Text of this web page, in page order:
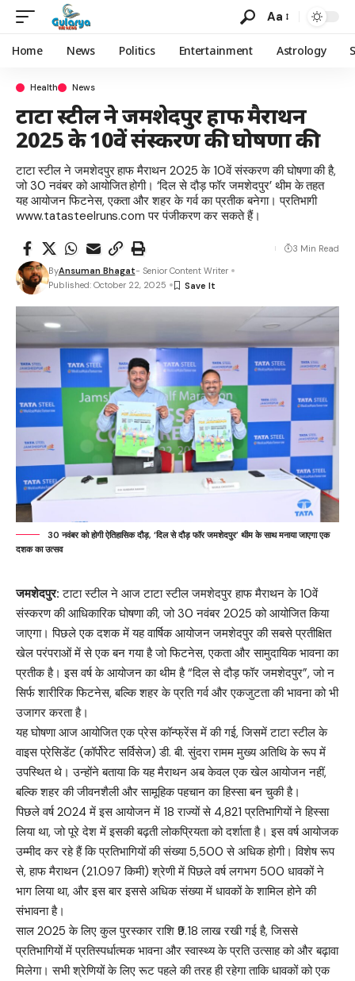
Aa
Home News Politics Entertainment Astrology
Health News
टाटा स्टील ने जमशेदपुर हाफ मैराथन
2025 के 10वें संस्करण की घोषणा की
टाटा स्टील ने जमशेदपुर हाफ मैराथन 2025 के 10वें संस्करण की घोषणा की है,
जो 30 नवंबर को आयोजित होगी। ‘दिल से दौड़ फॉर जमशेदपुर’ थीम के तहत
यह आयोजन फिटनेस, एकता और शहर के गर्व का प्रतीक बनेगा। प्रतिभागी
www.tatasteelruns.com पर पंजीकरण कर सकते हैं।
ByAnsuman Bhagat- Senior Content Writer
Published: October 22, 2025
3 Min Read
30 नवंबर को होगी ऐतिहासिक दौड़, ‘दिल से दौड़ फॉर जमशेदपुर’ थीम के साथ मनाया जाएगा एक
दशक का उत्सव
जमशेदपुर: टाटा स्टील ने आज टाटा स्टील जमशेदपुर हाफ मैराथन के 10वें
संस्करण की आधिकारिक घोषणा की, जो 30 नवंबर 2025 को आयोजित किया
जाएगा। पिछले एक दशक में यह वार्षिक आयोजन जमशेदपुर की सबसे प्रतीक्षित
खेल परंपराओं में से एक बन गया है जो फिटनेस, एकता और सामुदायिक भावना का
प्रतीक है। इस वर्ष के आयोजन का थीम है “दिल से दौड़ फॉर जमशेदपुर”, जो न
सिर्फ शारीरिक फिटनेस, बल्कि शहर के प्रति गर्व और एकजुटता की भावना को भी
उजागर करता है।
यह घोषणा आज आयोजित एक प्रेस कॉन्फ्रेंस में की गई, जिसमें टाटा स्टील के
वाइस प्रेसिडेंट (कॉर्पोरेट सर्विसेज) डी. बी. सुंदरा रामम मुख्य अतिथि के रूप में
उपस्थित थे। उन्होंने बताया कि यह मैराथन अब केवल एक खेल आयोजन नहीं,
बल्कि शहर की जीवनशैली और सामूहिक पहचान का हिस्सा बन चुकी है।
पिछले वर्ष 2024 में इस आयोजन में 18 राज्यों से 4,821 प्रतिभागियों ने हिस्सा
लिया था, जो पूरे देश में इसकी बढ़ती लोकप्रियता को दर्शाता है। इस वर्ष आयोजक
उम्मीद कर रहे हैं कि प्रतिभागियों की संख्या 5,500 से अधिक होगी। विशेष रूप
से, हाफ मैराथन (21.097 किमी) श्रेणी में पिछले वर्ष लगभग 500 धावकों ने
भाग लिया था, और इस बार इससे अधिक संख्या में धावकों के शामिल होने की
संभावना है।
साल 2025 के लिए कुल पुरस्कार राशि ₹9.18 लाख रखी गई है, जिससे
प्रतिभागियों में प्रतिस्पर्धात्मक भावना और स्वास्थ्य के प्रति उत्साह को और बढ़ावा
मिलेगा। सभी श्रेणियों के लिए रूट पहले की तरह ही रहेगा ताकि धावकों को एक